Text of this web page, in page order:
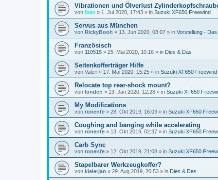
Vibrationen und Ölverlust
von Ibex » 1. Jul 2020, 17:43 » in Suzuki XF650 Freewind
Servus aus München
von RickyBooh » 13. Jun 2020, 08:07 » in Vorstellung - Das
Französisch
von 110515 » 25. Mai 2020, 10:16 » in Dies & Das
Seitenkofferträger Hilfe
von Valeri » 17. Mai 2020, 15:25 » in Suzuki XF650 Freewind
Relocate top rear-shock mount?
von londen » 13. Jan 2020, 12:28 » in Suzuki XF650
My Modifications
von ronenfe » 28. Okt 2019, 16:03 » in Suzuki XF650
Coughing and banging while accelerating
von ronenfe » 13. Okt 2019, 02:37 » in Suzuki XF650
Carb Sync
von ronenfe » 12. Okt 2019, 21:08 » in Suzuki XF650
Stapelbarer Werkzeugkoffer?
von kielerjan » 29. Aug 2019, 20:53 » in Dies & Das